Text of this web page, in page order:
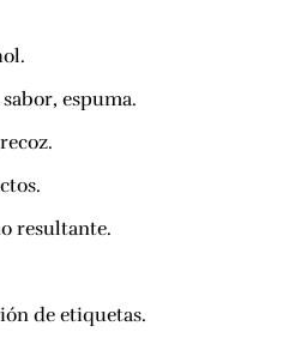
espuma.
resultante.
de etiquetas.